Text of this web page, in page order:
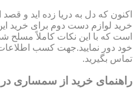
اکنون که دل به دریا زده اید و
خرید لوازم دست دوم برای خرید
است که با این نکات کاملاً مسلح
خود دور نمایید.جهت کسب
تماس بگیرید.
راهنمای خرید از سمساری در